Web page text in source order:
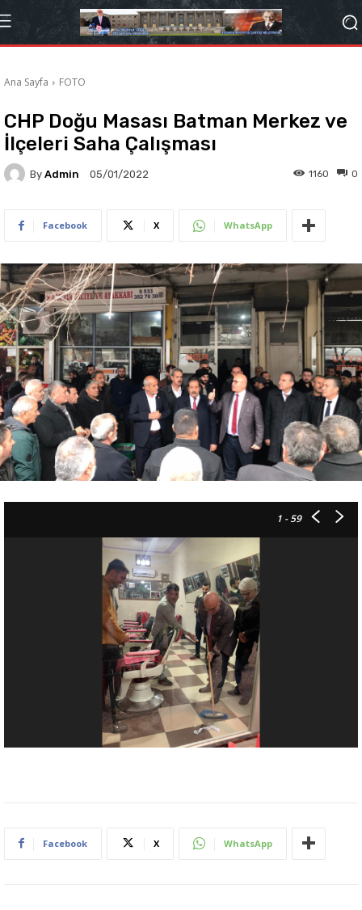
Ana Sayfa FOTO
CHP Doğu Masası Batman Merkez ve
İlçeleri Saha Çalışması
By Admin 05/01/2022 0
1160
Facebook X WhatsApp
1 - 59
Facebook X WhatsApp